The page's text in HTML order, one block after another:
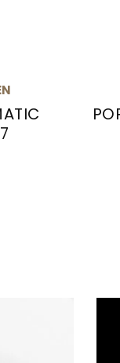
Preis: